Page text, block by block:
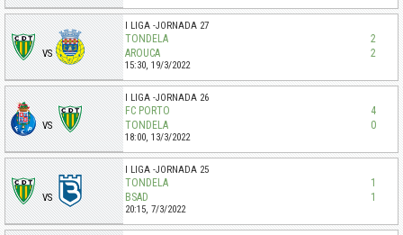
VS
I LIGA JORNADA 27
TONDELA
2
AROUCA
2
15:30, 19/3/2022
VS
I LIGA JORNADA 26
FC PORTO
4
TONDELA
0
18:00, 13/3/2022
VS
I LIGA JORNADA 25
TONDELA
1
BSAD
1
20:15, 7/3/2022